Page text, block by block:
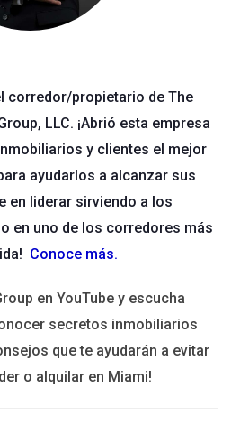
Cada miembro del equipo
fortalezas específicas, ya sea
o atención al cliente.
el proceso se acelera
trabajo en equipo proporciona un
puede ser crucial durante
Los equipos pueden ofrecer
y rápido, lo que resulta en
del cliente.
La colaboración fomenta la
corredor/propietario de The
LLC. ¡Abrió esta empresa
y clientes el mejor
ayudarlos a alcanzar sus
en liderar sirviendo a los
en uno de los corredores más
Conoce más.
en YouTube y escucha
secretos inmobiliarios
que te ayudarán a evitar
o alquilar en Miami!